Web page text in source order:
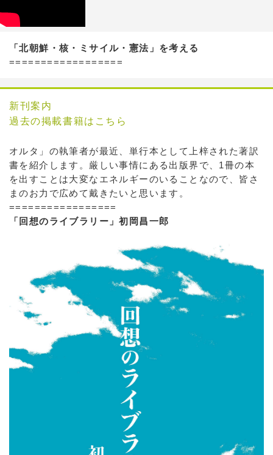
「北朝鮮・核・ミサイル・憲法」を考える
==================
新刊案内
過去の掲載書籍はこちら
オルタ」の執筆者が最近、単行本として上梓された著訳
書を紹介します。厳しい事情にある出版界で、1冊の本
を出すことは大変なエネルギーのいることなので、皆さ
まのお力で広めて戴きたいと思います。
=================
「回想のライブラリー」初岡昌一郎